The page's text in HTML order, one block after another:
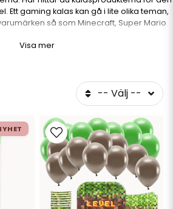
Ett gaming kalas kan gå i lite olika teman,
så som Minecraft, Super Mario
produkter som passar för den som inte
Spana gärna in våra färdiga kit där du
för ett komplett datorspelskalas.
Visa mer
-- Välj --